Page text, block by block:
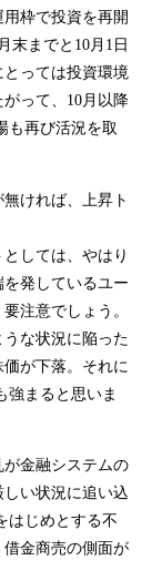
枠で投資を再開
末までと10月1日
っては投資環境
って、10月以降
も再び活況を取
ければ、上昇ト
しては、やはり
発しているユー
注意でしょう。
な状況に陥った
が下落。それに
強まると思いま
金融システムの
い状況に追い込
はじめとする不
金商売の側面が